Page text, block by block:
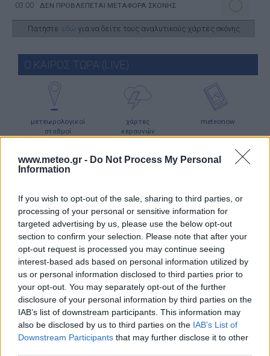
www.meteo.gr - Do Not Process My Personal
Information
If you wish to opt-out of the sale, sharing to third parties, or
processing of your personal or sensitive information for
targeted advertising by us, please use the below opt-out
section to confirm your selection. Please note that after your
opt-out request is processed you may continue seeing
interest-based ads based on personal information utilized by
us or personal information disclosed to third parties prior to
your opt-out. You may separately opt-out of the further
disclosure of your personal information by third parties on the
IAB’s list of downstream participants. This information may
also be disclosed by us to third parties on the IAB’s List of
Downstream Participants that may further disclose it to other
03:00 ΔΕΝ ΠΡΟΒΛΕΠΕΤΑΙ ΜΕΤΑΦΟΡΑ ΣΚΟΝΗΣ
Πατήστε εδώ για να δείτε τους αναλυτικούς χάρτες σκόνης
Ο ΚΑΙΡΟΣ ΤΩΡΑ (LIVE)
μετεωρολογικοί
σταθμοί
χάρτες
κεραυνών
meteonow
στην Ευρώπη
στον κόσμο
ΧΑΡΤΕΣ ΠΡΟΓΝΩΣΗΣ
ιστιοπλοϊκοί
χάρτες
χάρτες
κύματος
χάρτης
παραλιών